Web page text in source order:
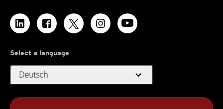
Select a language
Deutsch expand_more